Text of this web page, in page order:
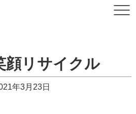
顔リサイクル
年3月23日